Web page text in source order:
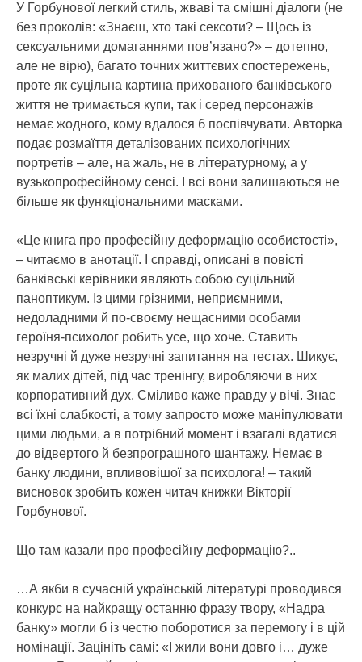
У Горбунової легкий стиль, жваві та смішні діалоги (не
без проколів: «Знаєш, хто такі сексоти? – Щось із
сексуальними домаганнями пов’язано?» – дотепно,
але не вірю), багато точних життєвих спостережень,
проте як суцільна картина прихованого банківського
життя не тримається купи, так і серед персонажів
немає жодного, кому вдалося б поспівчувати. Авторка
подає розмаїття деталізованих психологічних
портретів – але, на жаль, не в літературному, а у
вузькопрофесійному сенсі. І всі вони залишаються не
більше як функціональними масками.
«Це книга про професійну деформацію особистості»,
– читаємо в анотації. І справді, описані в повісті
банківські керівники являють собою суцільний
паноптикум. Із цими грізними, неприємними,
недоладними й по-своєму нещасними особами
героїня-психолог робить усе, що хоче. Ставить
незручні й дуже незручні запитання на тестах. Шикує,
як малих дітей, під час тренінгу, виробляючи в них
корпоративний дух. Сміливо каже правду у вічі. Знає
всі їхні слабкості, а тому запросто може маніпулювати
цими людьми, а в потрібний момент і взагалі вдатися
до відвертого й безпрограшного шантажу. Немає в
банку людини, впливовішої за психолога! – такий
висновок зробить кожен читач книжки Вікторії
Горбунової.
Що там казали про професійну деформацію?..
…А якби в сучасній українській літературі проводився
конкурс на найкращу останню фразу твору, «Надра
банку» могли б із честю поборотися за перемогу і в цій
номінації. Зацініть самі: «І жили вони довго і… дуже